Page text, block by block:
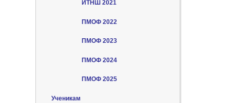
ИТНШ 2021
ПМОФ 2022
ПМОФ 2023
ПМОФ 2024
ПМОФ 2025
Ученикам